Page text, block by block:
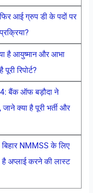
आई ग्रुप डी के पदों पर
है आयुष्मान और आभा
रिपोर्ट?
बैंक ऑफ बड़ौदा ने
जाने क्या है पूरी भर्ती और
NMMSS के लिए
अप्लाई करने की लास्ट